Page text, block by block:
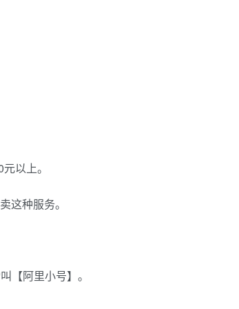
以上。
这种服务。
【阿里小号】。